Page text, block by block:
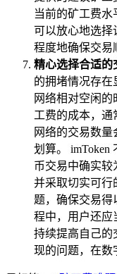
当前的矿工费
可以放心地选择
程度地确保交易
精心选择合适的
的拥堵情况存在
网络相对空闲
工费的成本，通
网络的交易数
划算。 imToken
币交易中确实较
并采取切实可行
题，确保交易得
程中，用户还应
持续提高自己的
现的问题，在数